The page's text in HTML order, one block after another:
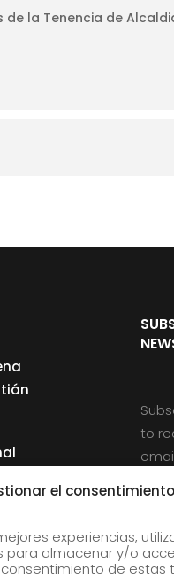
el
experiencias,
para almacenar y/o
consentimiento de estas
de la Tenencia de
to